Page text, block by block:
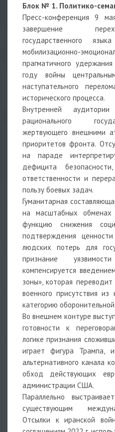
Блок № 1. Политико-
Пресс-конференция 9
завершение
государственного
мобилизационно-
прагматичного
году войны
наступательного
исторического процесса.
Внутренней
рационального
жертвующего внешними
приоритетов фронта.
на параде
дефицита
ответственности и
пользу боевых задач.
Гуманитарная
на масштабных
функцию снижения
подтверждения
людских потерь для
признание
компенсируется
зоны», которая
военного присутствия из
категорию
Во внешнем контуре
готовности к
логике признания
играет фигура Трампа,
альтернативного канала
обход действующих
администрации США.
Параллельно
существующим
Отсылки к иранской